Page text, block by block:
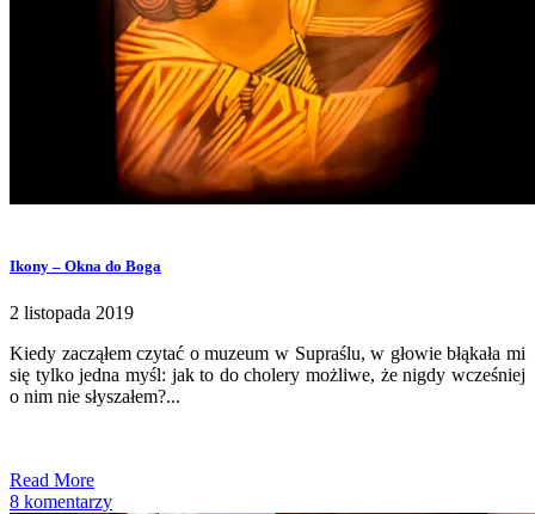
Ikony – Okna do Boga
2 listopada 2019
Kiedy zacząłem czytać o muzeum w Supraślu, w głowie błąkała mi
się tylko jedna myśl: jak to do cholery możliwe, że nigdy wcześniej
o nim nie słyszałem?...
Read More
8 komentarzy